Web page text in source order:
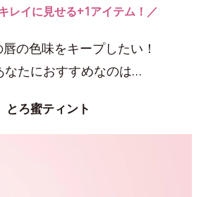
レイに見せる+1アイテム！／
の色味をキープしたい！
なたにおすすめなのは…
とろ蜜ティント